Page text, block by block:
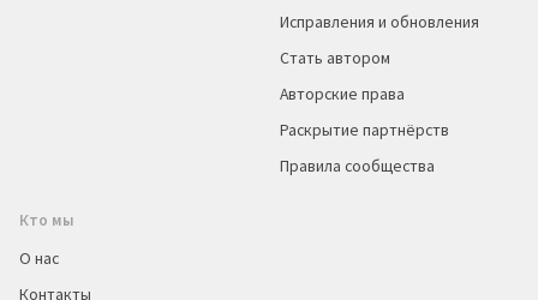
Исправления и обновления
Стать автором
Авторские права
Раскрытие партнёрств
Правила сообщества
Кто мы
О нас
Контакты